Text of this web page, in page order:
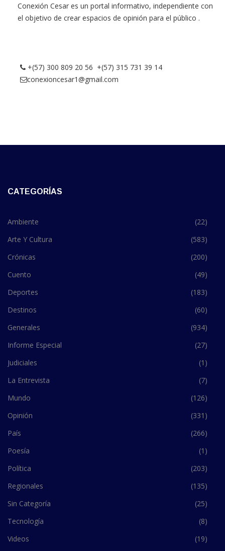
Conexión Cesar es un portal informativo, independiente con
el objetivo de crear espacios de opinión para el público .
+(57) 300 809 20 56 +(57) 315 731 39 14
conexioncesar1@gmail.com
CATEGORÍAS
Ambiente
(22)
Arte Y Cultura
(583)
Crónicas
(200)
Cuento
(49)
Deportes
(183)
Destinos
(60)
Generales
(934)
Informe Especial
(27)
Judiciales
(1)
La Entrevista
(7)
Mundo
(126)
Opinión
(331)
País
(266)
Poesía
(1)
Política
(203)
Regionales
(135)
Sin Categoría
(25)
Tecnología
(8)
Videos
(19)